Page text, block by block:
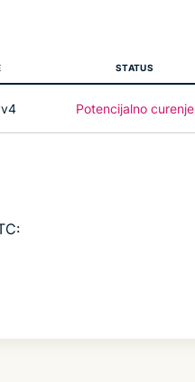
STATUS
Potencijalno curenje